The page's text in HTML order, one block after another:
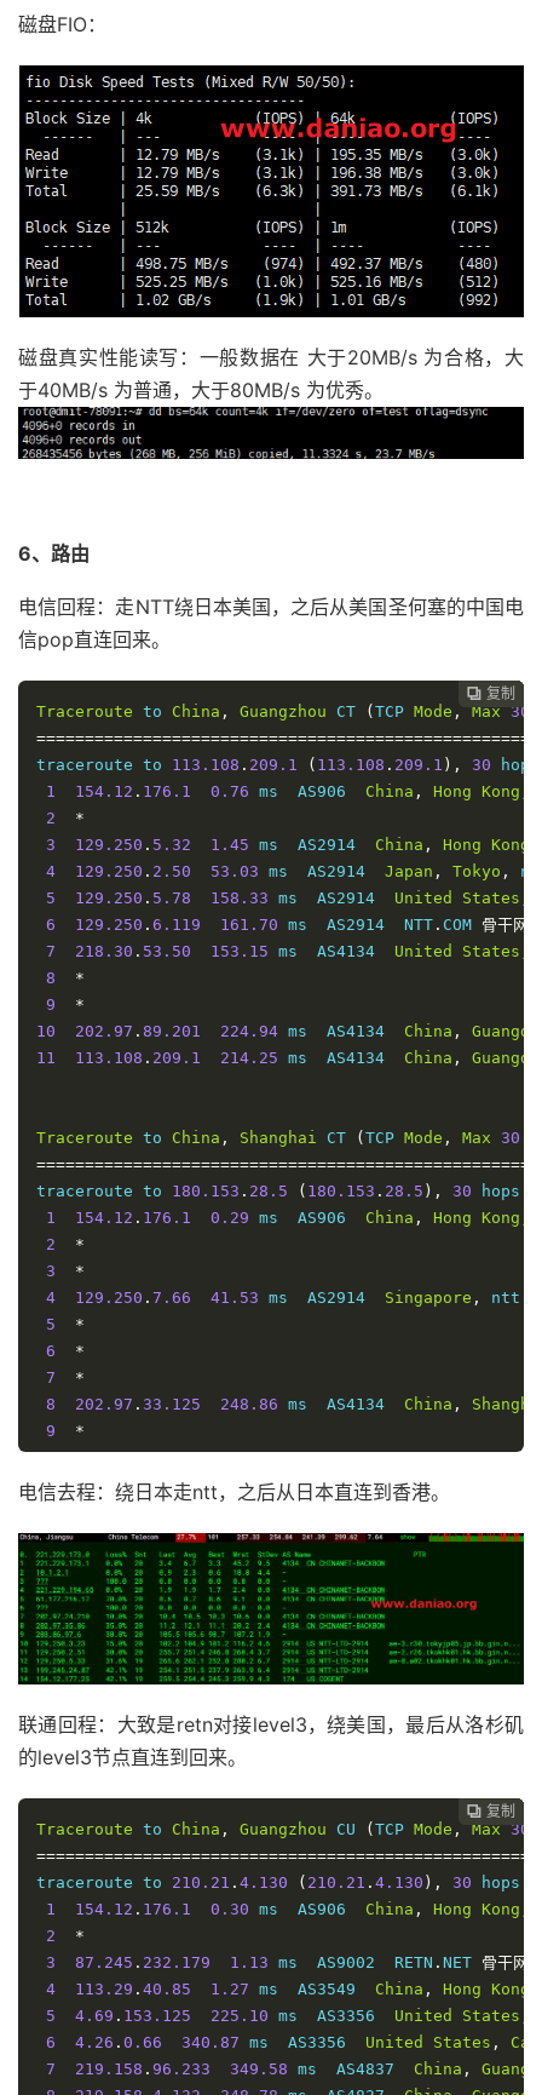
磁盘FIO：
磁盘真实性能读写：一般数据在 大于20MB/s 为合格，大
于40MB/s 为普通，大于80MB/s 为优秀。
6、路由
电信回程：走NTT绕日本美国，之后从美国圣何塞的中国电
信pop直连回来。
 复制
 复制
 复制
 复制
 复制
Traceroute to China , Guangzhou CT ( TCP Mode , Max 30
traceroute to 113.108 . 209.1 ( 113.108 . 209.1 ), 30
1
154.12 . 176.1 0.76 ms  AS906 China , Hong Kong
2
*
3
129.250 . 5.32 1.45 ms  AS2914 China , Hong Kong
4
129.250 . 2.50 53.03 ms  AS2914 Japan , Tokyo ,
5
129.250 . 5.78 158.33 ms  AS2914 United States
6
129.250 . 6.119 161.70 ms  AS2914  NTT . COM 骨干网,
7
218.30 . 53.50 153.15 ms  AS4134 United States
8
*
9
*
10
202.97 . 89.201 224.94 ms  AS4134 China ,
11
113.108 . 209.1 214.25 ms  AS4134 China ,
Traceroute to China , Shanghai CT ( TCP Mode , Max 30
traceroute to 180.153 . 28.5 ( 180.153 . 28.5 ), 30 hops
1
154.12 . 176.1 0.29 ms  AS906 China , Hong Kong
2
*
3
*
4
129.250 . 7.66 41.53 ms  AS2914 Singapore , ntt
5
*
6
*
7
*
8
202.97 . 33.125 248.86 ms  AS4134 China ,
9
*
10
*
11
*
13
*
14
*
15
*
16
*
17
*
18
*
20
*
21
*
23
*
24
*
25
*
26
*
27
*
28
*
29
*
30
*
Traceroute to China Beijing CT (TCP Mode, Max 30
电信去程：绕日本走ntt，之后从日本直连到香港。
联通回程：大致是retn对接level3，绕美国，最后从洛杉矶
的level3节点直连到回来。
 复制
 复制
 复制
 复制
Traceroute to China , Guangzhou CU ( TCP Mode , Max 30
traceroute to 210.21 . 4.130 ( 210.21 . 4.130 ), 30 hops
1
154.12 . 176.1 0.30 ms  AS906 China , Hong Kong
2
*
3
87.245 . 232.179 1.13 ms  AS9002  RETN . NET 骨干网,
4
113.29 . 40.85 1.27 ms  AS3549 China , Hong Kong
5
4.69 . 153.125 225.10 ms  AS3356 United States
6
4.26 . 0.66 340.87 ms  AS3356 United States ,
7
219.158 . 96.233 349.58 ms  AS4837 China ,